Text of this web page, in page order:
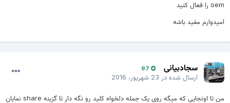
oem را فعال كنيد
اميدوارم مفيد باشه
سجادبیانی 97
ارسال شده در23 شهریور، 2016
من تا اونجایی که میگه روی یک جمله دلخواه کلید رو نگه دار تا گزینه share نمایان